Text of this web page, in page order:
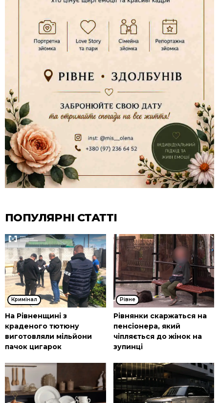
ПОПУЛЯРНІ СТАТТІ
Кримінал
На Рівненщині з
краденого тютюну
виготовляли мільйони
пачок цигарок
Рівне
Рівнянки скаржаться на
пенсіонера, який
чіпляється до жінок на
зупинці